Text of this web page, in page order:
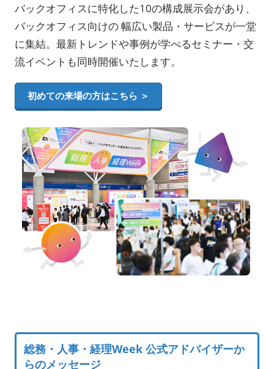
バックオフィスに特化した10の構成展示会があり、
バックオフィス向けの 幅広い製品・サービスが一堂
に集結。最新トレンドや事例が学べるセミナー・交
流イベントも同時開催いたします。
初めての来場の方はこちら ＞
総務・人事・経理Week 公式アドバイザーか
らのメッセージ